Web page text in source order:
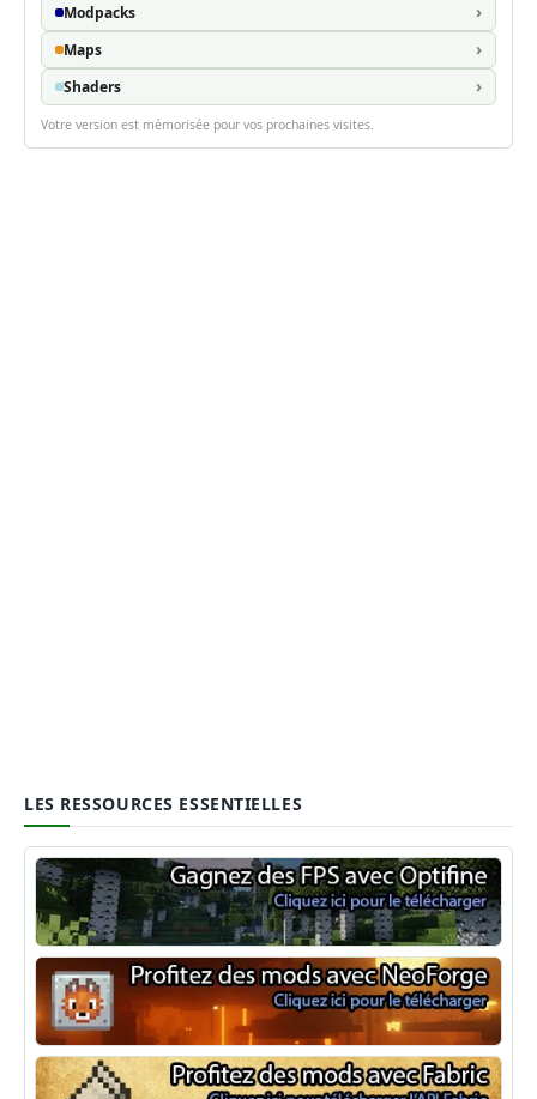
Modpacks
Maps
Shaders
Votre version est mémorisée pour vos prochaines visites.
LES RESSOURCES ESSENTIELLES
Optifine
NeoForge